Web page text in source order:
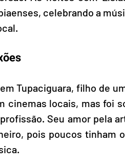
celebrando a
Tupaciguara, filho de
cinemas locais, mas foi
Seu amor pela
pois poucos tinham